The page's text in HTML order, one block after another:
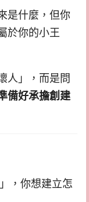
是什麼，但你
於你的小王
人」，而是問
備好承擔創建
，你想建立怎